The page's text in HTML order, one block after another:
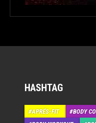
HASHTAG
APRÉS-FIT BODY